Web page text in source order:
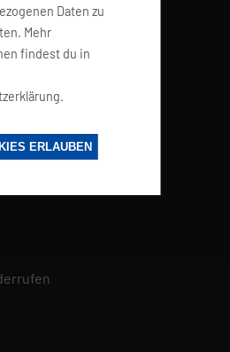
Daten zu
Mehr
findest du in
ERLAUBEN